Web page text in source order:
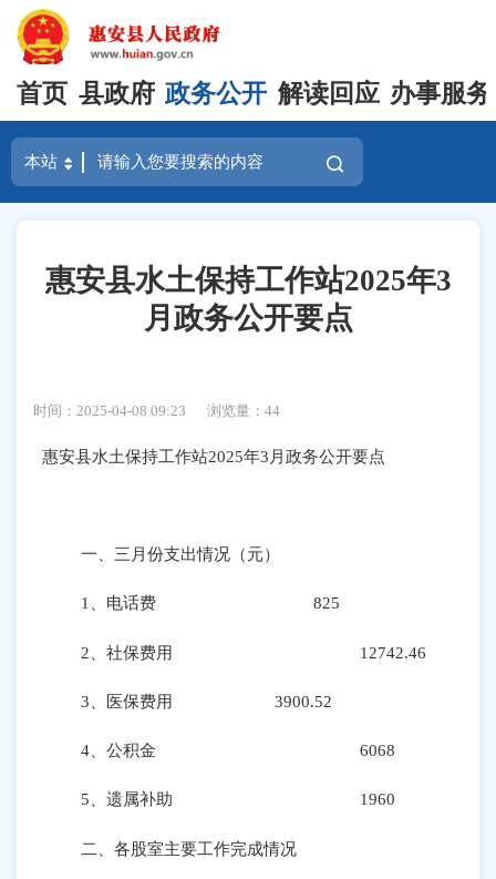
首页 县政府 政务公开 解读回应 办事服务
惠安县水土保持工作站2025年3
月政务公开要点
时间：2025-04-08 09:23 浏览量：44
惠安县水土保持工作站2025年3 月政务公开要点
一、 三 月份支出情况（元）
1、电话费825
2、社保费用 12742.46
3、医保费用 3900.52
4 、公积金 6068
5 、遗属补助 1960
二、各股室主要工作完成情况